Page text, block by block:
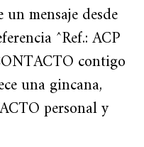
un mensaje desde
^Ref.: ACP
contigo
una gincana,
personal y